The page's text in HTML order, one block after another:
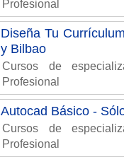
Profesional
Diseña Tu
y Bilbao
Cursos de
Profesional
Autocad Básico -
Cursos de
Profesional